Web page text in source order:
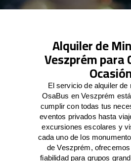
Alquiler de
Veszprém para
El servicio de alquiler de
OsaBus en Veszprém
cumplir con todas tus
eventos privados hasta
excursiones escolares y
cada uno de los
de Veszprém,
fiabilidad para grupos